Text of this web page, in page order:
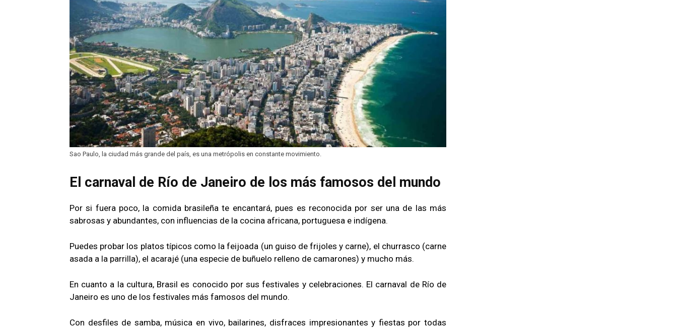
Sao Paulo, la ciudad más grande del país, es una metrópolis en constante movimiento.
El carnaval de Río de Janeiro de los más famosos del mundo
Por si fuera poco, la comida brasileña te encantará, pues es reconocida por ser una de las más
sabrosas y abundantes, con influencias de la cocina africana, portuguesa e indígena.
Puedes probar los platos típicos como la feijoada (un guiso de frijoles y carne), el churrasco (carne
asada a la parrilla), el acarajé (una especie de buñuelo relleno de camarones) y mucho más.
En cuanto a la cultura, Brasil es conocido por sus festivales y celebraciones. El carnaval de Río de
Janeiro es uno de los festivales más famosos del mundo.
Con desfiles de samba, música en vivo, bailarines, disfraces impresionantes y fiestas por todas